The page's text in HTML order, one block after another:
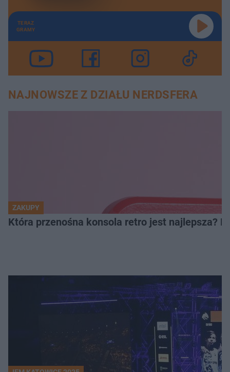
TERAZ
GRAMY
NAJNOWSZE Z DZIAŁU NERDSFERA
ZAKUPY
Która przenośna konsola retro jest najlepsza?